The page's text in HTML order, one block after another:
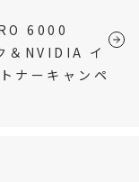
6000
NVIDIA イ
ナーキャンペ